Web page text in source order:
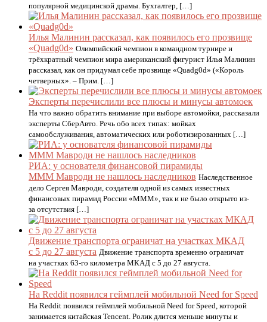
популярной медицинской драмы. Бухгалтер, […]
Илья Малинин рассказал, как появилось его прозвище
«Quadg0d» Олимпийский чемпион в командном турнире и
трёхкратный чемпион мира американский фигурист Илья Малинин
рассказал, как он придумал себе прозвище «Quadg0d» («Король
четверных». – Прим. […]
Эксперты перечислили все плюсы и минусы автомоек
На что важно обратить внимание при выборе автомойки, рассказали
эксперты СберАвто. Речь обо всех типах: мойках
самообслуживания, автоматических или роботизированных […]
РИА: у основателя финансовой пирамиды
МММ Мавроди не нашлось наследников Наследственное
дело Сергея Мавроди, создателя одной из самых известных
финансовых пирамид России «МММ», так и не было открыто из-
за отсутствия […]
Движение транспорта ограничат на участках МКАД
с 5 до 27 августа Движение транспорта временно ограничат
на участках 63-го километра МКАД с 5 до 27 августа.
На Reddit появился геймплей мобильной Need for Speed
На Reddit появился геймплей мобильной Need for Speed, которой
занимается китайская Tencent. Ролик длится меньше минуты и